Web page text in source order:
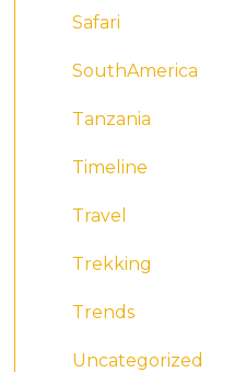
Safari
SouthAmerica
Tanzania
Timeline
Travel
Trekking
Trends
Uncategorized